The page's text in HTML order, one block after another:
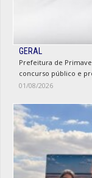
GERAL
Prefeitura de
concurso público e
01/08/2026